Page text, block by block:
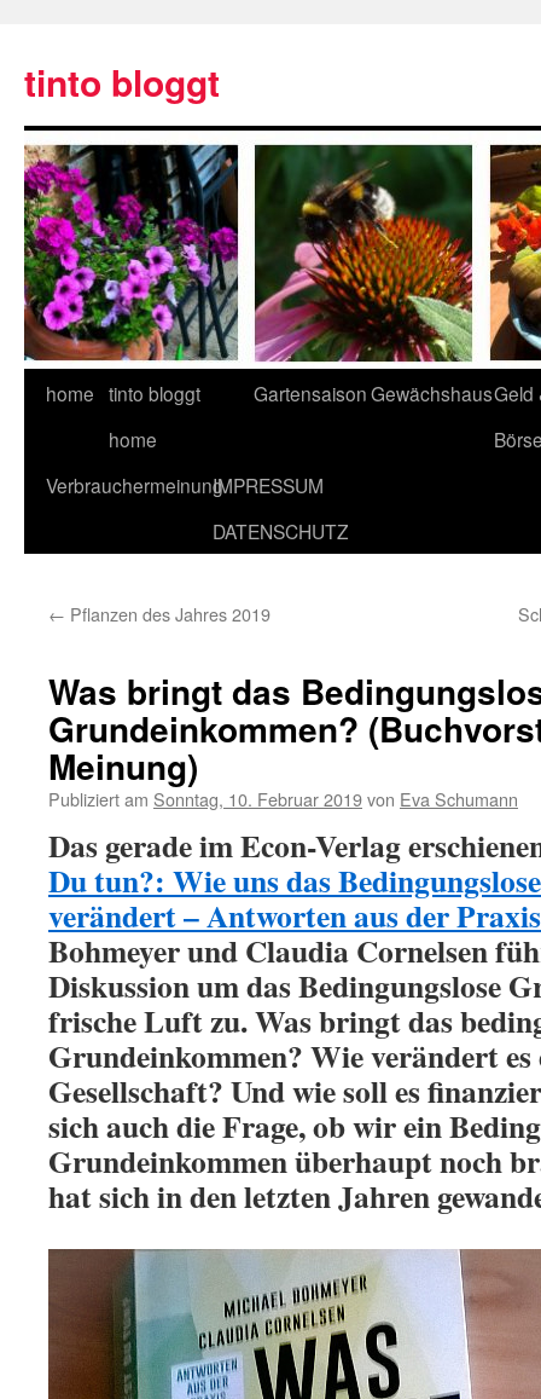
tinto bloggt
home tinto bloggt
home
GartensaisonGewächshausGeld
VerbrauchermeinungIMPRESSUM
DATENSCHUTZ
← Pflanzen des Jahres 2019
Was bringt das
Grundeinkommen?
Meinung)
Publiziert am Sonntag, 10. Februar 2019von Eva Schumann
Das gerade im Econ-Verlag
Du tun?: Wie uns das
verändert – Antworten aus der
Bohmeyer und Claudia Cornelsen
Diskussion um das Bedingungslose
frische Luft zu. Was bringt das
Grundeinkommen? Wie verändert
Gesellschaft? Und wie soll es
sich auch die Frage, ob wir ein
Grundeinkommen überhaupt noch
hat sich in den letzten Jahren